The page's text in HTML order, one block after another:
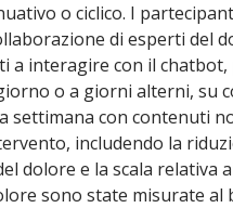
o ciclico. I
di esperti del
a interagire con il
o a giorni alterni, su
settimana con contenuti
includendo la
dolore e la scala relativa
sono state misurate al